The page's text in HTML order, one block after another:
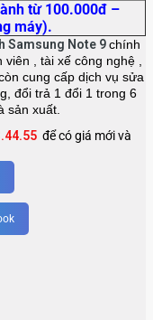
từ 100.000đ –
máy).
Samsung Note 9chính
viên , tài xế công nghệ ,
cung cấp dịch vụ sửa
đổi trả 1 đổi 1 trong 6
sản xuất.
để có giá mới và